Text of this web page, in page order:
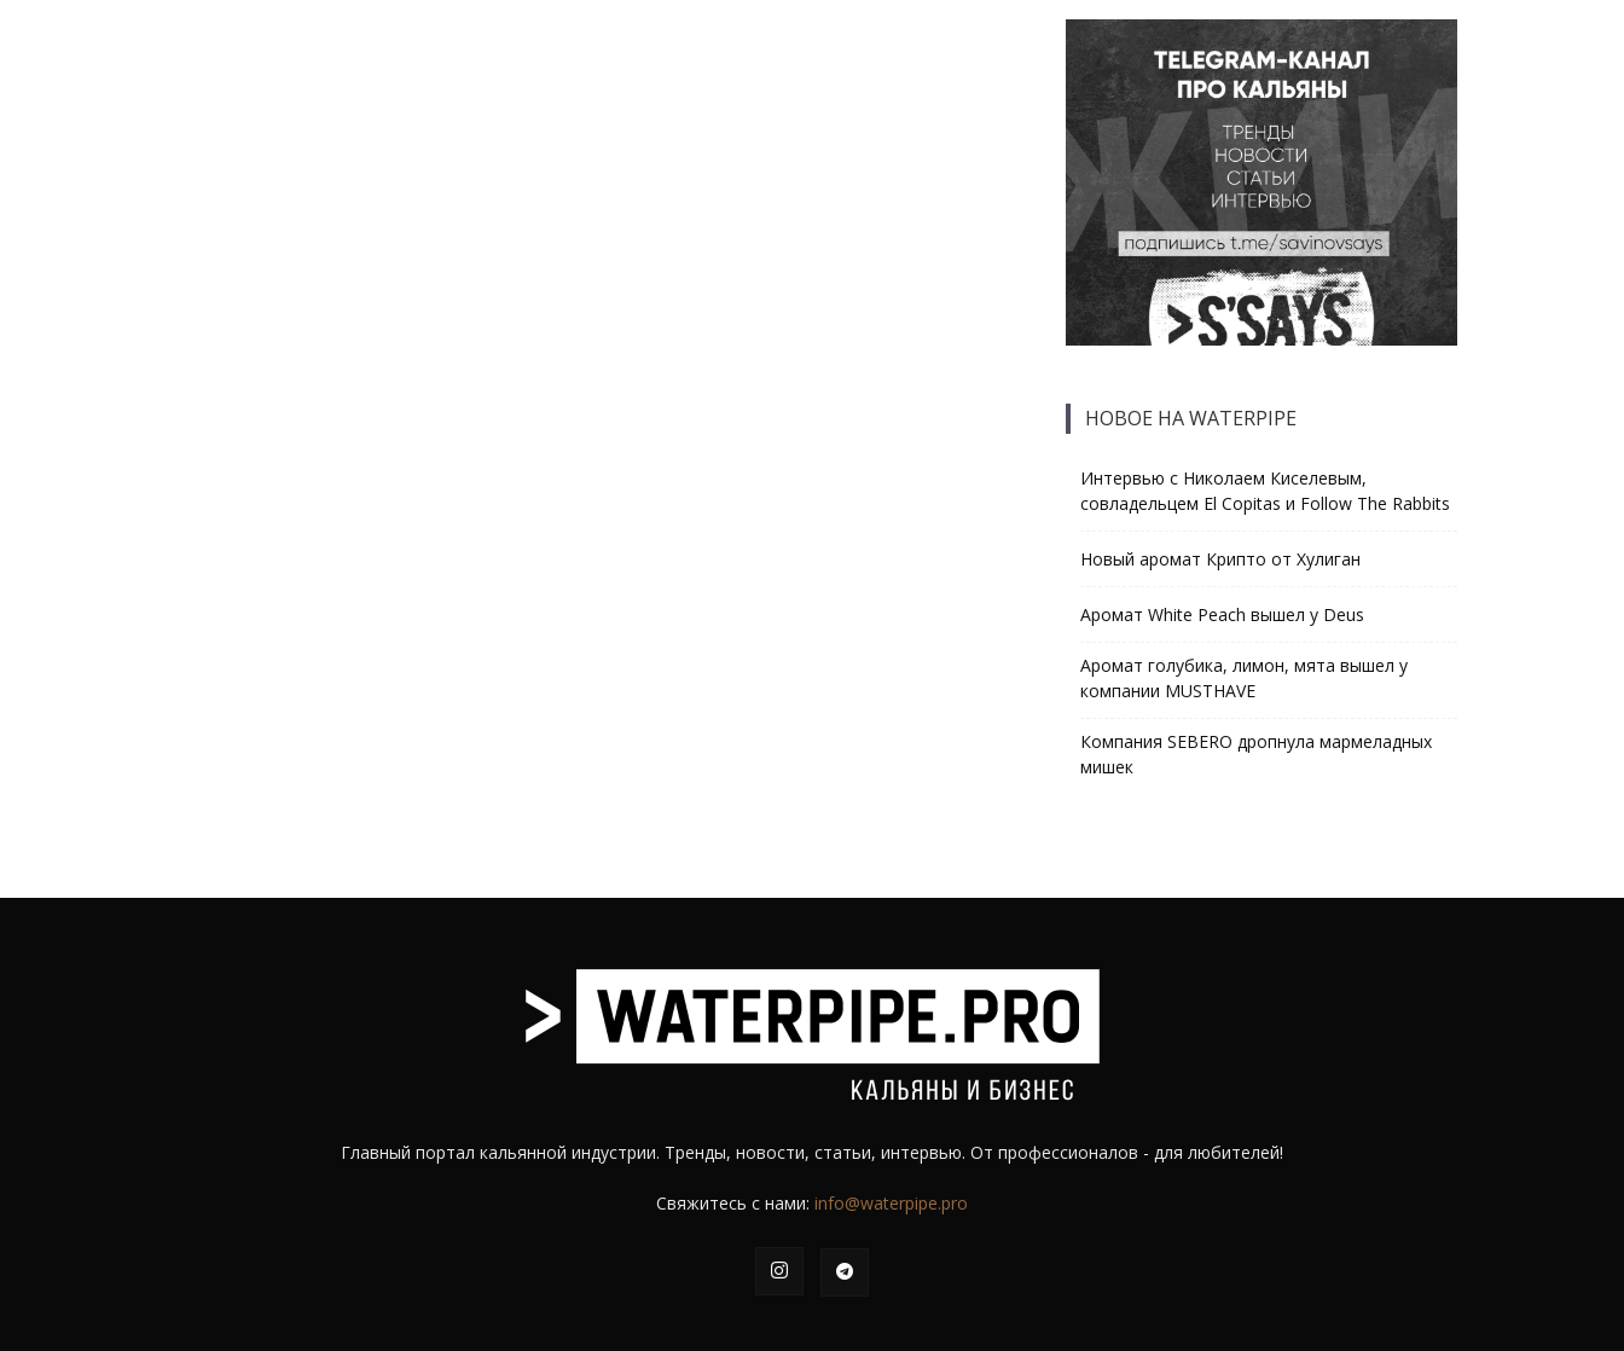
НОВОЕ НА WATERPIPE
Интервью с Николаем Киселевым,
совладельцем El Copitas и Follow The Rabbits
Новый аромат Крипто от Хулиган
Аромат White Peach вышел у Deus
Аромат голубика, лимон, мята вышел у
компании MUSTHAVE
Компания SEBERO дропнула мармеладных
мишек
Главный портал кальянной индустрии. Тренды, новости, статьи, интервью. От профессионалов - для любителей!
Свяжитесь с нами: info@waterpipe.pro